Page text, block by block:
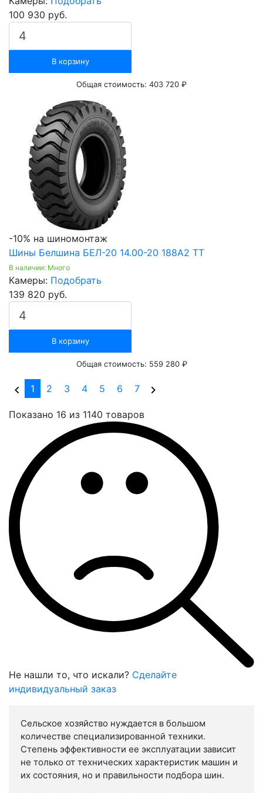
100 930 руб.
В корзину
Общая стоимость: 403 720 ₽
-10% на шиномонтаж
Шины Белшина БЕЛ-20 14.00-20 188A2 ТТ
В наличии: Много
Камеры: Подобрать
139 820 руб.
В корзину
Общая стоимость: 559 280 ₽
1 (current)
2 3 4 5 6 7
Показано 16 из 1140 товаров
Не нашли то, что искали? Сделайте
индивидуальный заказ
Сельское хозяйство нуждается в большом
количестве специализированной техники.
Степень эффективности ее эксплуатации зависит
не только от технических характеристик машин и
их состояния, но и правильности подбора шин.